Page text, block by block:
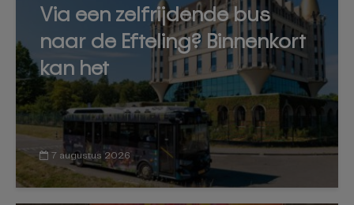
Via een zelfrijdende bus
naar de Efteling? Binnenkort
kan het
7 augustus 2026